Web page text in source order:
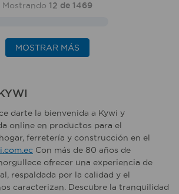
Mostrando 12 de 1469
MOSTRAR MÁS
darte la bienvenida a Kywi y
online en productos para el
ferretería y construcción en el
Con más de 80 años de
ofrecer una experiencia de
respaldada por la calidad y el
caracterizan. Descubre la tranquilidad